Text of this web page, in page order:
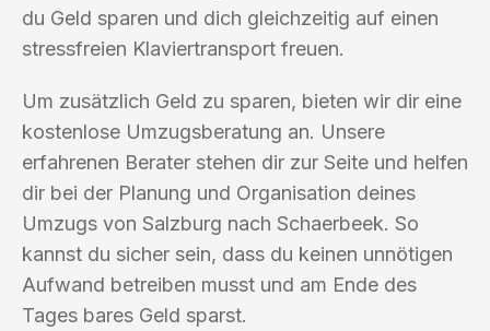
du Geld sparen und dich gleichzeitig auf einen
stressfreien Klaviertransport freuen.
Um zusätzlich Geld zu sparen, bieten wir dir eine
kostenlose Umzugsberatung an. Unsere
erfahrenen Berater stehen dir zur Seite und helfen
dir bei der Planung und Organisation deines
Umzugs von Salzburg nach Schaerbeek. So
kannst du sicher sein, dass du keinen unnötigen
Aufwand betreiben musst und am Ende des
Tages bares Geld sparst.